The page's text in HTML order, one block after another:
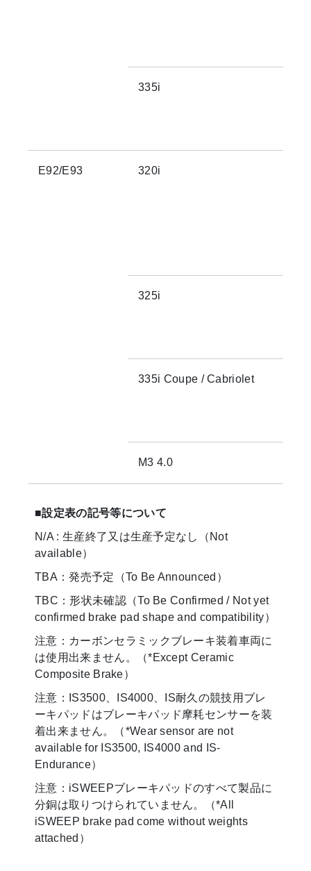
335i
E92/E93 320i
325i
335i Coupe / Cabriolet
M3 4.0
■設定表の記号等について
N/A : 生産終了又は生産予定なし（Not
available）
TBA：発売予定（To Be Announced）
TBC：形状未確認（To Be Confirmed / Not yet
confirmed brake pad shape and compatibility）
注意：カーボンセラミックブレーキ装着車両に
は使用出来ません。（*Except Ceramic
Composite Brake）
注意：IS3500、IS4000、IS耐久の競技用ブレ
ーキパッドはブレーキパッド摩耗センサーを装
着出来ません。（*Wear sensor are not
available for IS3500, IS4000 and IS-
Endurance）
注意：iSWEEPブレーキパッドのすべて製品に
分銅は取りつけられていません。（*All
iSWEEP brake pad come without weights
attached）